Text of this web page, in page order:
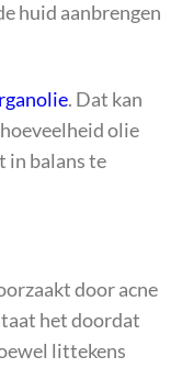
huid aanbrengen
. Dat kan
olie
in balans te
door acne
het doordat
littekens